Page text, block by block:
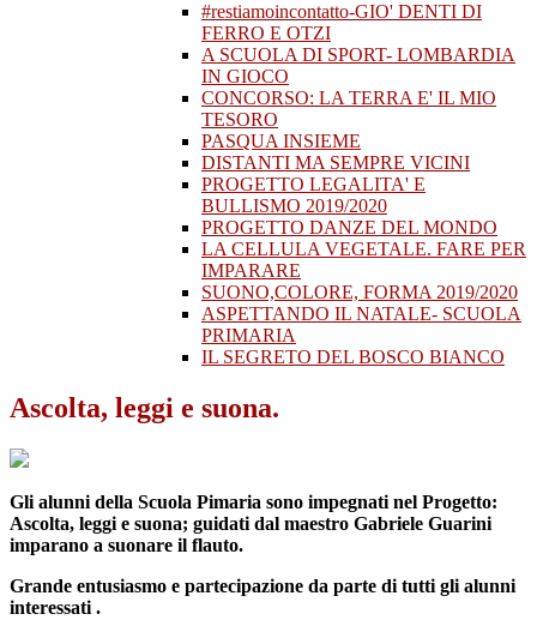
#restiamoincontatto-GIO' DENTI DI
FERRO E OTZI
A SCUOLA DI SPORT- LOMBARDIA
IN GIOCO
CONCORSO: LA TERRA E' IL MIO
TESORO
PASQUA INSIEME
DISTANTI MA SEMPRE VICINI
PROGETTO LEGALITA' E
BULLISMO 2019/2020
PROGETTO DANZE DEL MONDO
LA CELLULA VEGETALE. FARE PER
IMPARARE
SUONO,COLORE, FORMA 2019/2020
ASPETTANDO IL NATALE- SCUOLA
PRIMARIA
IL SEGRETO DEL BOSCO BIANCO
Ascolta, leggi e suona.
Gli alunni della Scuola Pimaria sono impegnati nel Progetto:
Ascolta, leggi e suona; guidati dal maestro Gabriele Guarini
imparano a suonare il flauto.
Grande entusiasmo e partecipazione da parte di tutti gli alunni
interessati .